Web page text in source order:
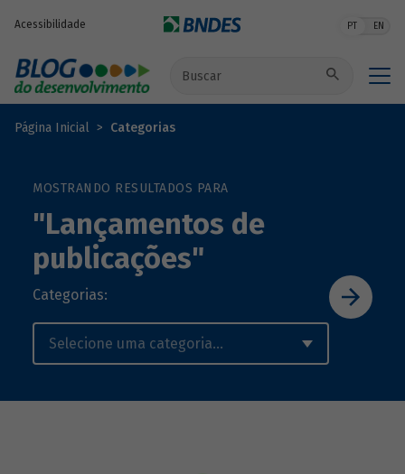
Acessibilidade PT EN
Buscar no site
Página Inicial Categorias
MOSTRANDO RESULTADOS PARA
"Lançamentos de
publicações"
Categorias: